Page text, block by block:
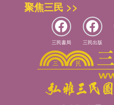
聚焦三民 >>
三民書局 三民出版